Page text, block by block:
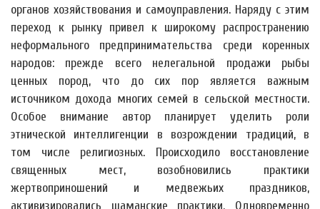
органов хозяйствования и самоуправления. Наряду с этим
переход к рынку привел к широкому распространению
неформального предпринимательства среди коренных
народов: прежде всего нелегальной продажи рыбы
ценных пород, что до сих пор является важным
источником дохода многих семей в сельской местности.
Особое внимание автор планирует уделить роли
этнической интеллигенции в возрождении традиций, в
том числе религиозных. Происходило восстановление
священных мест, возобновились практики
жертвоприношений и медвежьих праздников,
активизировались шаманские практики. Одновременно